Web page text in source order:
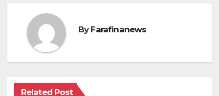
By Farafinanews
Related Post